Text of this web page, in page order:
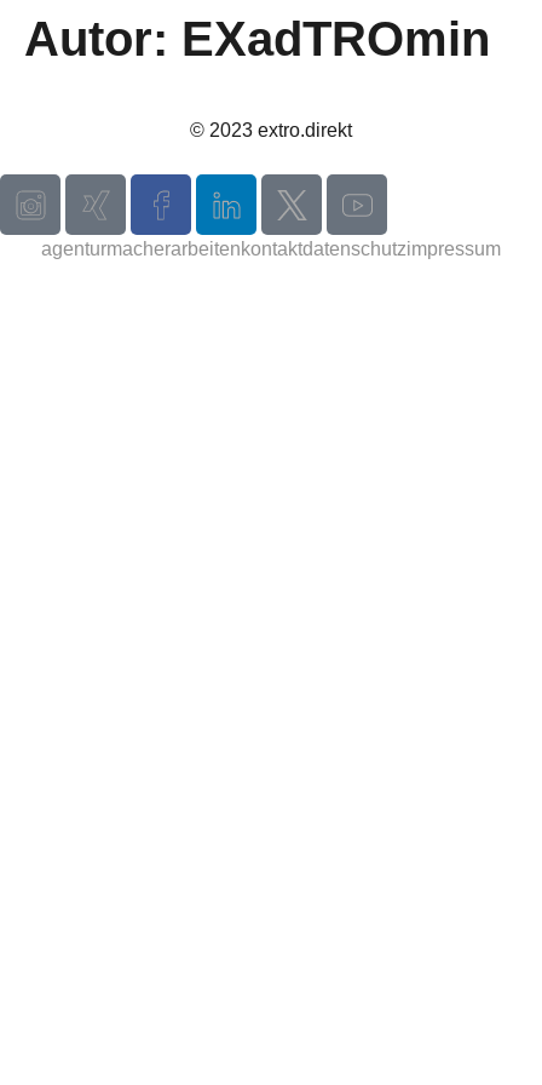
Autor: EXadTROmin
© 2023 extro.direkt
agenturmacherarbeitenkontaktdatenschutzimpressum